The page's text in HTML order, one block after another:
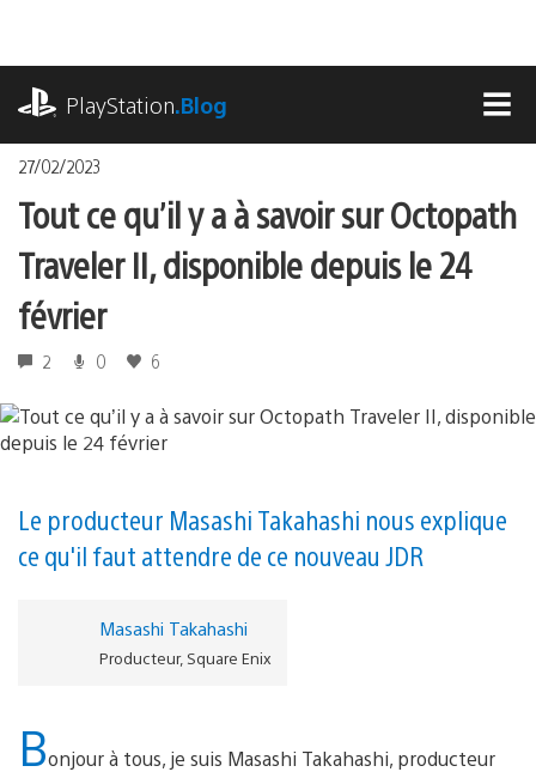
contenu
PlayStation.Blog
27/02/2023
Tout ce qu’il y a à savoir sur Octopath
Traveler II, disponible depuis le 24
février
2 0 6
Le producteur Masashi Takahashi nous explique
ce qu'il faut attendre de ce nouveau JDR
Masashi Takahashi
Producteur, Square Enix
Bonjour à tous, je suis Masashi Takahashi, producteur